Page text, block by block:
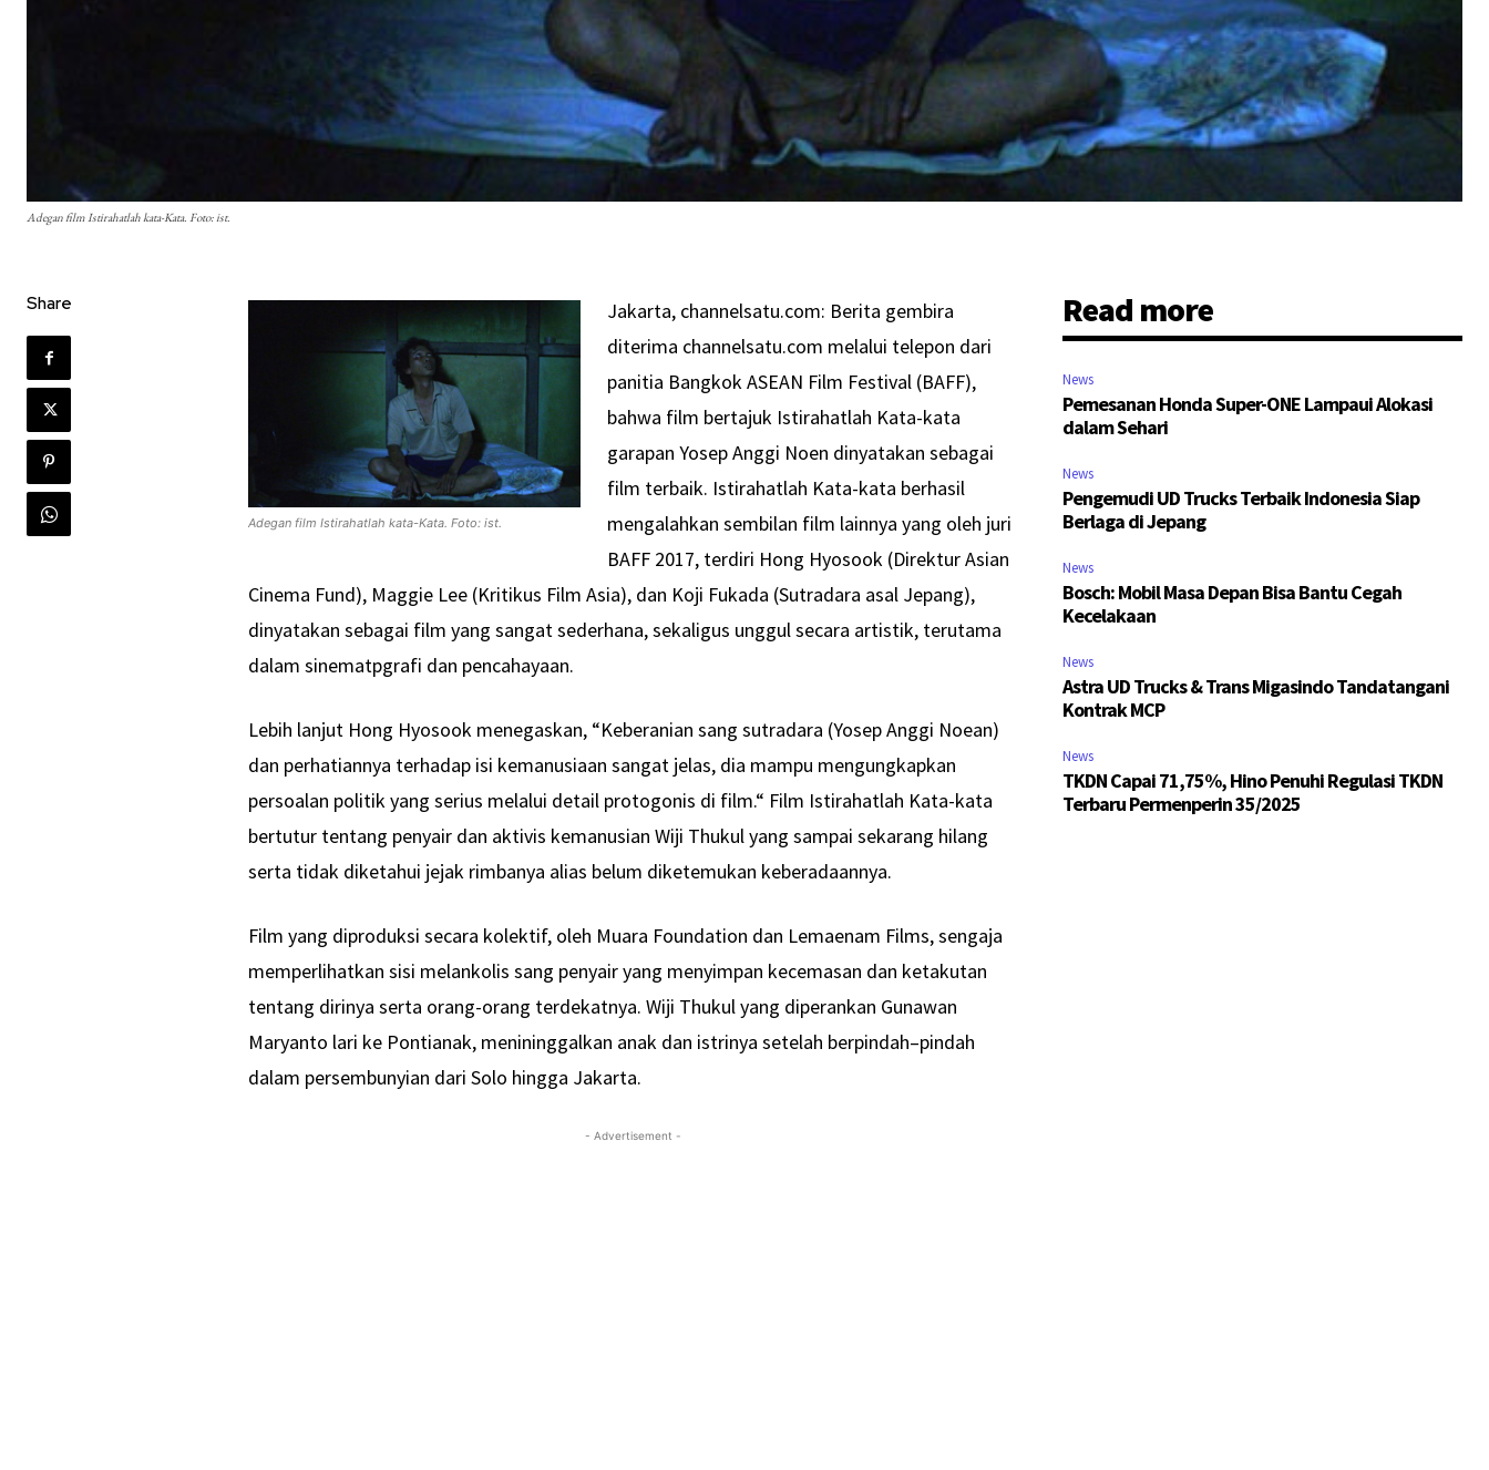
Adegan film Istirahatlah kata-Kata. Foto: ist.
Share
Adegan film Istirahatlah kata-Kata. Foto: ist.
Jakarta, channelsatu.com: Berita gembira
diterima channelsatu.com melalui telepon dari
panitia Bangkok ASEAN Film Festival (BAFF),
bahwa film bertajuk Istirahatlah Kata-kata
garapan Yosep Anggi Noen dinyatakan sebagai
film terbaik. Istirahatlah Kata-kata berhasil
mengalahkan sembilan film lainnya yang oleh juri
BAFF 2017, terdiri Hong Hyosook (Direktur Asian
Cinema Fund), Maggie Lee (Kritikus Film Asia), dan Koji Fukada (Sutradara asal Jepang),
dinyatakan sebagai film yang sangat sederhana, sekaligus unggul secara artistik, terutama
dalam sinematpgrafi dan pencahayaan.
Lebih lanjut Hong Hyosook menegaskan, “Keberanian sang sutradara (Yosep Anggi Noean)
dan perhatiannya terhadap isi kemanusiaan sangat jelas, dia mampu mengungkapkan
persoalan politik yang serius melalui detail protogonis di film.“ Film Istirahatlah Kata-kata
bertutur tentang penyair dan aktivis kemanusian Wiji Thukul yang sampai sekarang hilang
serta tidak diketahui jejak rimbanya alias belum diketemukan keberadaannya.
Film yang diproduksi secara kolektif, oleh Muara Foundation dan Lemaenam Films, sengaja
memperlihatkan sisi melankolis sang penyair yang menyimpan kecemasan dan ketakutan
tentang dirinya serta orang-orang terdekatnya. Wiji Thukul yang diperankan Gunawan
Maryanto lari ke Pontianak, menininggalkan anak dan istrinya setelah berpindah–pindah
dalam persembunyian dari Solo hingga Jakarta.
- Advertisement -
Read more
News
Pemesanan Honda Super-ONE Lampaui Alokasi
dalam Sehari
News
Pengemudi UD Trucks Terbaik Indonesia Siap
Berlaga di Jepang
News
Bosch: Mobil Masa Depan Bisa Bantu Cegah
Kecelakaan
News
Astra UD Trucks & Trans Migasindo Tandatangani
Kontrak MCP
News
TKDN Capai 71,75%, Hino Penuhi Regulasi TKDN
Terbaru Permenperin 35/2025